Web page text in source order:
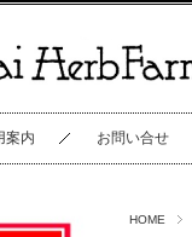
案内 お問い合せ
HOME